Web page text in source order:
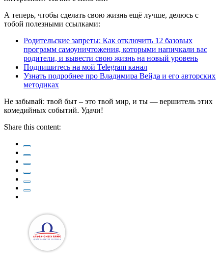
А теперь, чтобы сделать свою жизнь ещё лучше, делюсь с
тобой полезными ссылками:
Родительские запреты: Как отключить 12 базовых
программ самоуничтожения, которыми напичкали вас
родители, и вывести свою жизнь на новый уровень
Подпишитесь на мой Telegram канал
Узнать подробнее про Владимира Вейда и его авторских
методиках
Не забывай: твой быт – это твой мир, и ты — вершитель этих
комедийных событий. Удачи!
Share this content: